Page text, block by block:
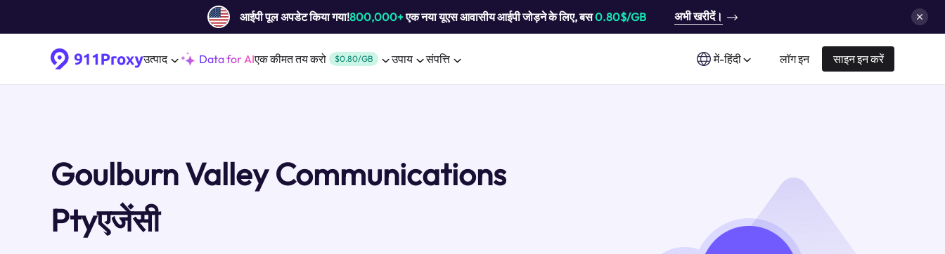
आईपी ​​पूल अपडेट किया गया!800,000+एक नया यूएस आवासीय आईपी जोड़ने के लिए, बस0.80$/GB अभी खरीदें।
उत्पाद Data for AIएक कीमत तय करो $0.80/GB उपाय संपत्ति में-हिंदी लॉग इन साइन इन करें
Goulburn Valley Communications
Ptyएजेंसी